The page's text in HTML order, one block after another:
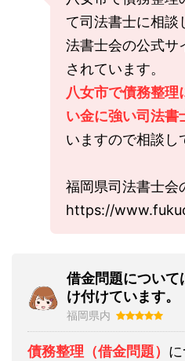
て司法書士に相談
法書士会の公式サ
されています。
八女市で債務整理
い金に強い司法書
いますので相談し
福岡県司法書士
https://
借金問題について
け付けています。
福岡県内
債務整理（借金問題）